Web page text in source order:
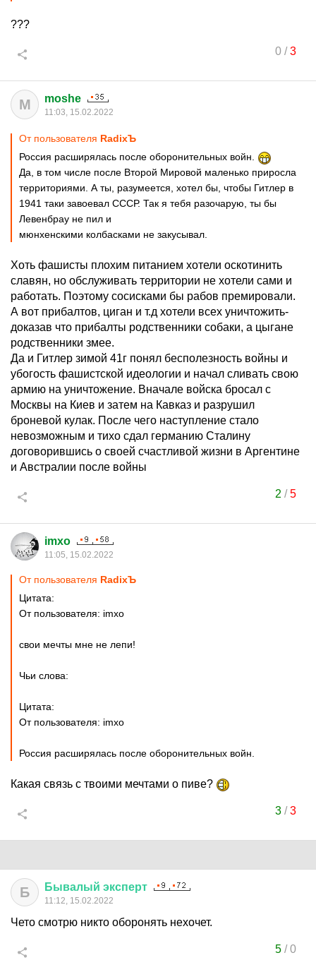
???
0/3
M moshe
11:03, 15.02.2022
От пользователя RadixЪ
Россия расширялась после оборонительных войн.
Да, в том числе после Второй Мировой маленько приросла
территориями. А ты, разумеется, хотел бы, чтобы Гитлер в
1941 таки завоевал СССР. Так я тебя разочарую, ты бы
Левенбрау не пил и
мюнхенскими колбасками не закусывал.
Хоть фашисты плохим питанием хотели оскотинить
славян, но обслуживать территории не хотели сами и
работать. Поэтому сосисками бы рабов премировали.
А вот прибалтов, циган и т.д хотели всех уничтожить-
доказав что прибалты родственники собаки, а цыгане
родственники змее.
Да и Гитлер зимой 41г понял бесполезность войны и
убогость фашистской идеологии и начал сливать свою
армию на уничтожение. Вначале войска бросал с
Москвы на Киев и затем на Кавказ и разрушил
броневой кулак. После чего наступление стало
невозможным и тихо сдал германию Сталину
договорившись о своей счастливой жизни в Аргентине
и Австралии после войны
2 /5
imxo
11:05, 15.02.2022
От пользователя RadixЪ
Цитата:
От пользователя: imxo
свои мечты мне не лепи!
Чьи слова:
Цитата:
От пользователя: imxo
Россия расширялась после оборонительных войн.
Какая связь с твоими мечтами о пиве?
3/3
Б Бывалый эксперт
11:12, 15.02.2022
Чето смотрю никто оборонять нехочет.
5/0